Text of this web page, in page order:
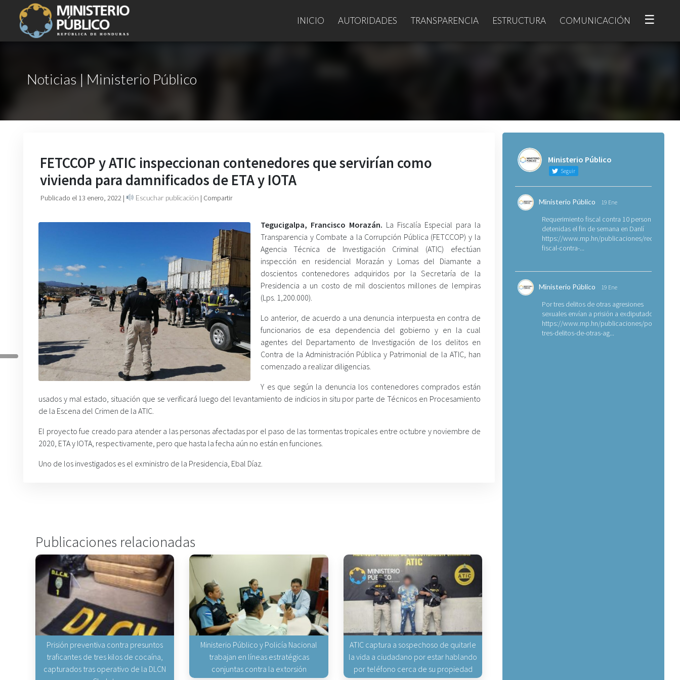
INICIO AUTORIDADES TRANSPARENCIA ESTRUCTURA COMUNICACIÓN ☰
Noticias | Ministerio Público
FETCCOP y ATIC inspeccionan contenedores que servirían como
vivienda para damnificados de ETA y IOTA
Publicado el 13 enero, 2022 | Escuchar publicación | Compartir
Tegucigalpa, Francisco Morazán. La Fiscalía Especial para la
Transparencia y Combate a la Corrupción Pública (FETCCOP) y la
Agencia Técnica de Investigación Criminal (ATIC) efectúan
inspección en residencial Morazán y Lomas del Diamante a
doscientos contenedores adquiridos por la Secretaría de la
Presidencia a un costo de mil doscientos millones de lempiras
(Lps. 1,200.000).
Lo anterior, de acuerdo a una denuncia interpuesta en contra de
funcionarios de esa dependencia del gobierno y en la cual
agentes del Departamento de Investigación de los delitos en
Contra de la Administración Pública y Patrimonial de la ATIC, han
comenzado a realizar diligencias.
Y es que según la denuncia los contenedores comprados están
usados y mal estado, situación que se verificará luego del levantamiento de indicios in situ por parte de Técnicos en Procesamiento
de la Escena del Crimen de la ATIC.
El proyecto fue creado para atender a las personas afectadas por el paso de las tormentas tropicales entre octubre y noviembre de
2020, ETA y IOTA, respectivamente, pero que hasta la fecha aún no están en funciones.
Uno de los investigados es el exministro de la Presidencia, Ebal Díaz.
Publicaciones relacionadas
Prisión preventiva contra presuntos
traficantes de tres kilos de cocaína,
capturados tras operativo de la DLCN
Ministerio Público y Policía Nacional
trabajan en líneas estratégicas
conjuntas contra la extorsión
ATIC captura a sospechoso de quitarle
la vida a ciudadano por estar hablando
por teléfono cerca de su propiedad
Ministerio Público
Seguir
Ministerio Público 19 Ene
Requerimiento fiscal contra 10 personas
detenidas el fin de semana en Danlí
https://www.mp.hn/publicaciones/
fiscal-contra-...
Ministerio Público 19 Ene
Por tres delitos de otras agresiones
sexuales envían a prisión a exdiputado
https://www.mp.hn/publicaciones/por-
tres-delitos-de-otras-ag...